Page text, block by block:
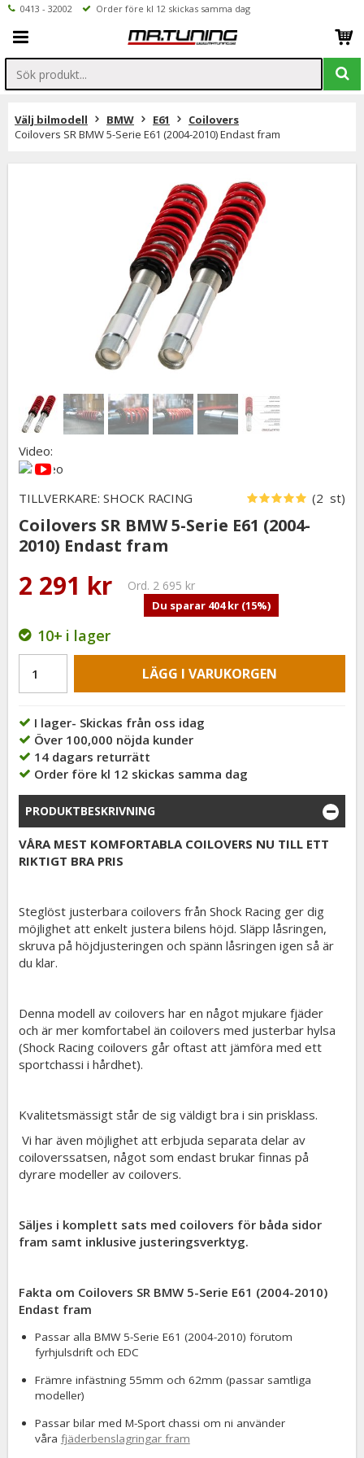
0413 - 32002 Order före kl 12 skickas samma dag
Välj bilmodell BMW E61
Coilovers
Coilovers SR BMW 5-Serie E61 (2004-2010) Endast fram
Video:
TILLVERKARE: SHOCK RACING (2 st)
Coilovers SR BMW 5-Serie E61 (2004-
2010) Endast fram
2 291 kr Ord. 2 695 kr
Du sparar 404 kr(15%)
10+ i lager
LÄGG I VARUKORGEN
I lager- Skickas från oss idag
Över 100,000 nöjda kunder
14 dagars returrätt
Order före kl 12 skickas samma dag
PRODUKTBESKRIVNING
VÅRA MEST KOMFORTABLA COILOVERS NU TILL ETT
RIKTIGT BRA PRIS
Steglöst justerbara coilovers från Shock Racing ger dig
möjlighet att enkelt justera bilens höjd. Släpp låsringen,
skruva på höjdjusteringen och spänn låsringen igen så är
du klar.
Denna modell av coilovers har en något mjukare fjäder
och är mer komfortabel än coilovers med justerbar hylsa
(Shock Racing coilovers går oftast att jämföra med ett
sportchassi i hårdhet).
Kvalitetsmässigt står de sig väldigt bra i sin prisklass.
Vi har även möjlighet att erbjuda separata delar av
coiloverssatsen, något som endast brukar finnas på
dyrare modeller av coilovers.
Säljes i komplett sats med coilovers för båda sidor
fram samt inklusive justeringsverktyg.
Fakta om Coilovers SR BMW 5-Serie E61 (2004-2010)
Endast fram
Passar alla BMW 5-Serie E61 (2004-2010) förutom
fyrhjulsdrift och EDC
Främre infästning 55mm och 62mm (passar samtliga
modeller)
Passar bilar med M-Sport chassi om ni använder
våra fjäderbenslagringar fram